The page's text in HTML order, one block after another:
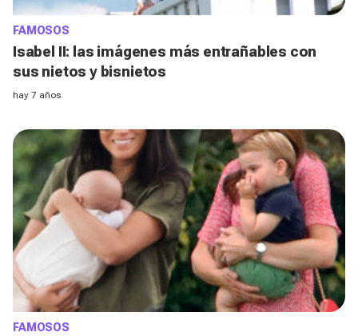
FAMOSOS
Isabel II: las imágenes más entrañables con
sus nietos y bisnietos
hay 7 años
FAMOSOS